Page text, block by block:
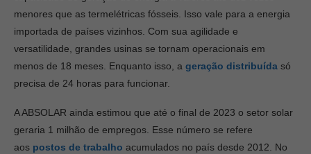
menores que as termelétricas fósseis. Isso vale para a energia
importada de países vizinhos. Com sua agilidade e
versatilidade, grandes usinas se tornam operacionais em
menos de 18 meses. Enquanto isso, a geração distribuída só
precisa de 24 horas para funcionar.
A ABSOLAR ainda estimou que até o final de 2023 o setor solar
geraria 1 milhão de empregos. Esse número se refere
aos postos de trabalho acumulados no país desde 2012. No